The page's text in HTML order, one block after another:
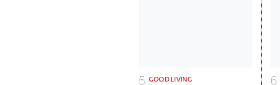
GOOD LIVING